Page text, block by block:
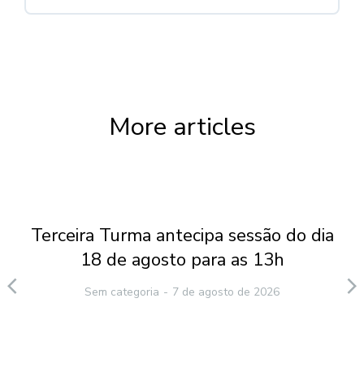
More articles
Terceira Turma antecipa sessão do dia
18 de agosto para as 13h
Sem categoria 7 de agosto de 2026